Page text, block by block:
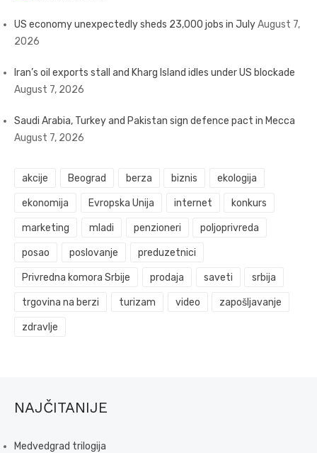
US economy unexpectedly sheds 23,000 jobs in JulyAugust 7,
2026
Iran’s oil exports stall and Kharg Island idles under US blockade
August 7, 2026
Saudi Arabia, Turkey and Pakistan sign defence pact in Mecca
August 7, 2026
akcije Beograd berza biznis ekologija
ekonomija Evropska Unija internet konkurs
marketing mladi penzioneri poljoprivreda
posao poslovanje preduzetnici
Privredna komora Srbije prodaja saveti srbija
trgovina na berzi turizam video zapošljavanje
zdravlje
NAJČITANIJE
Medvedgrad trilogija